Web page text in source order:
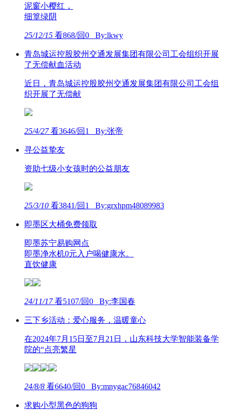
泥窗小樱红，
细篁绿阴
25/12/15 看868/回0 By:lkwy
青岛城运控股胶州交通发展集团有限公司工会组织开展
了无偿献血活动
近日，青岛城运控股胶州交通发展集团有限公司工会组
织开展了无偿献
25/4/27看3646/回1 By:张帝
寻公益挚友
资助七级小女孩时的公益朋友
25/3/10 看3841/回1 By:grxhpm48089983
即墨区大桶免费领取
即墨苏宁易购网点
即墨净水机0元入户喝健康水。
直饮健康
24/11/17看5107/回0 By:李国春
三下乡活动：爱心服务，温暖童心
在2024年7月15日至7月21日，山东科技大学智能装备学
院的“点亮繁星
24/8/8 看6640/回0 By:mnygac76846042
求购小型黑色的狗狗